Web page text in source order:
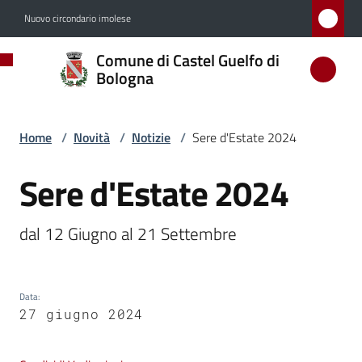
Nuovo circondario imolese
Comune di Castel Guelfo di
Bologna
Comune
di
Guelfo
di
Bologna
Amministrazione
Novità
Menu selezionato
Servizi
Home / Novità / Notizie / Sere d'Estate 2024
Salta al contenuto
Sere d'Estate 2024
dal 12 Giugno al 21 Settembre
Data:
27 giugno 2024